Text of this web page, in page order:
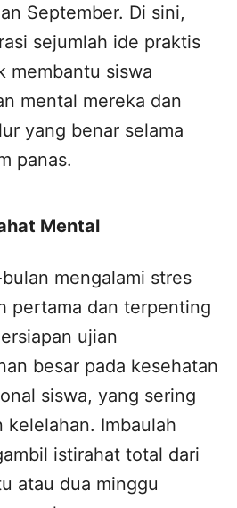
September. Di sini,
sejumlah ide praktis
membantu siswa
mental mereka dan
yang benar selama
panas.
Mental
mengalami stres
pertama dan terpenting
ujian
besar pada kesehatan
siswa, yang sering
kelelahan. Imbaulah
istirahat total dari
atau dua minggu